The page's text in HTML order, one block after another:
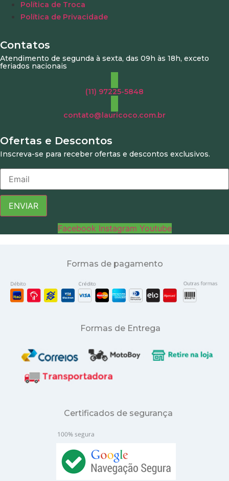
Política de Troca
Política de Privacidade
Contatos
Atendimento de segunda à sexta, das 09h às 18h, exceto
feriados nacionais
(11) 97225-5848
contato@lauricoco.com.br
Ofertas e Descontos
Inscreva-se para receber ofertas e descontos exclusivos.
ENVIAR
Facebook Instagram Youtube
Formas de pagamento
Formas de Entrega
Certificados de segurança